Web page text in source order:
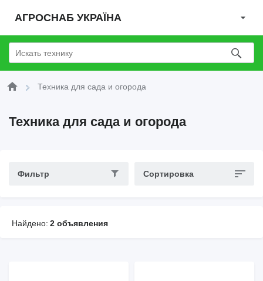
АГРОСНАБ УКРАЇНА
Техника для сада и огорода
Техника для сада и огорода
Фильтр Сортировка
Найдено: 2 объявления